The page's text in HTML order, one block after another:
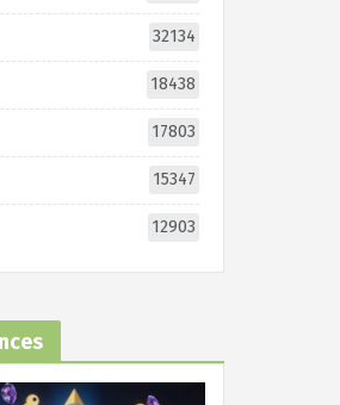
32134
18438
17803
15347
12903